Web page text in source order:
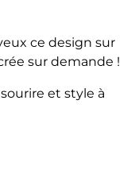
ce design sur
sur demande !
et style à